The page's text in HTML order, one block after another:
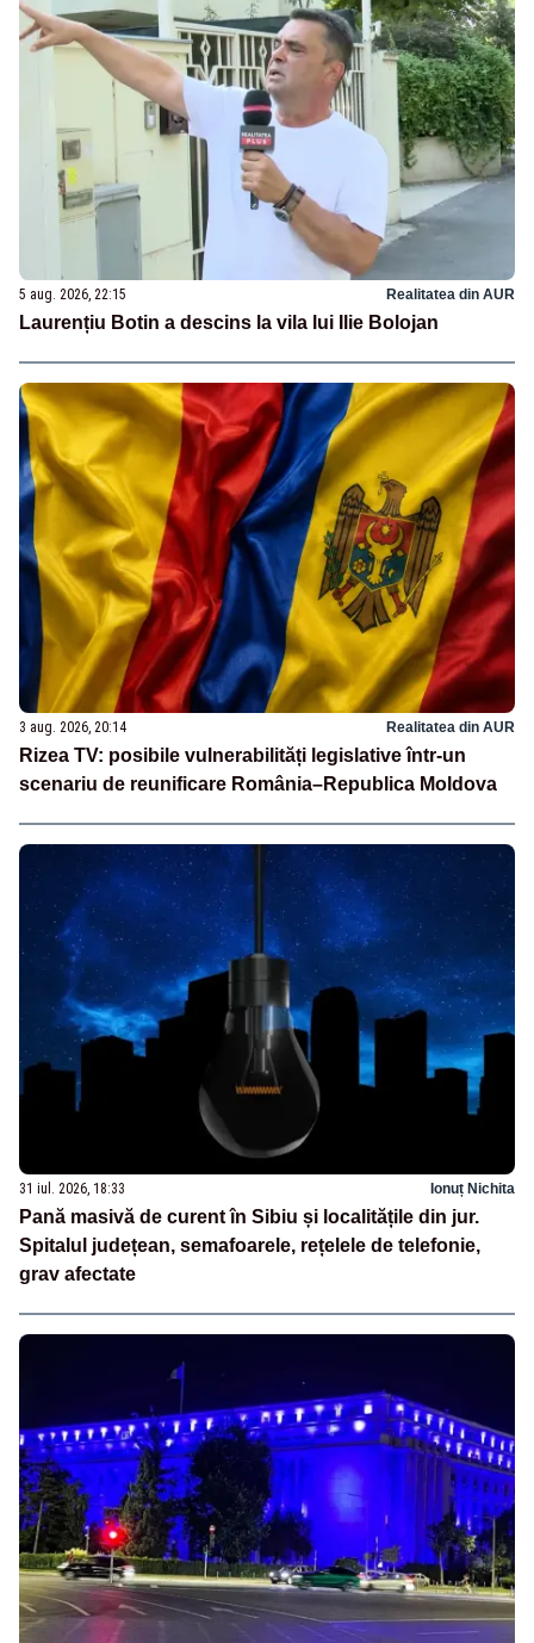
5 aug. 2026, 22:15 Realitatea din AUR
Laurențiu Botin a descins la vila lui Ilie Bolojan
3 aug. 2026, 20:14 Realitatea din AUR
Rizea TV: posibile vulnerabilități legislative într-un
scenariu de reunificare România–Republica Moldova
31 iul. 2026, 18:33 Ionuț Nichita
Pană masivă de curent în Sibiu și localitățile din jur.
Spitalul județean, semafoarele, rețelele de telefonie,
grav afectate